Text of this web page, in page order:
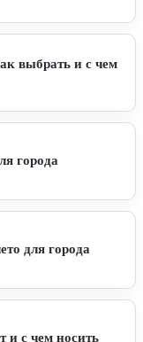
выбрать и с чем
города
для города
и с чем носить